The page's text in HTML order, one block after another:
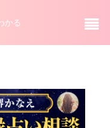
かる